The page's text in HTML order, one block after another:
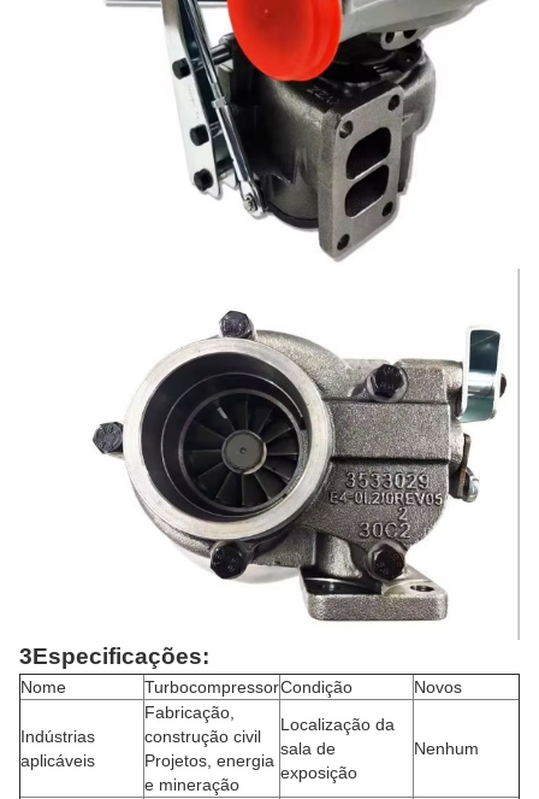
3Especificações:
Nome TurbocompressorCondição Novos
Indústrias
aplicáveis
Fabricação,
construção civil
Projetos, energia
e mineração
Localização da
sala de
exposição
Nenhum